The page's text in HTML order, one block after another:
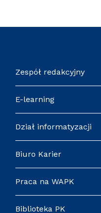
Zespół redakcyjny
E-learning
Dział informatyzacji
Biuro Karier
Praca na WAPK
Biblioteka PK